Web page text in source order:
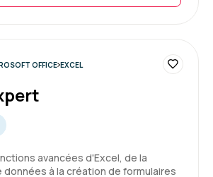
d’identification de la
OFFICE EXCEL
avancées d'Excel, de la
données à la création de formulaires